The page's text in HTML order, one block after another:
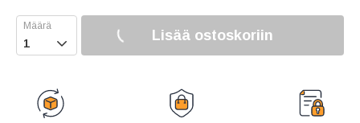
 Lisää ostoskoriin